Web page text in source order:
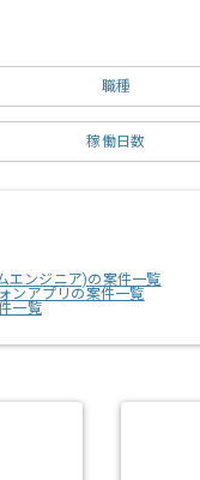
職種
稼働日数
エンジニア)の案件一覧
ンアプリの案件一覧
一覧